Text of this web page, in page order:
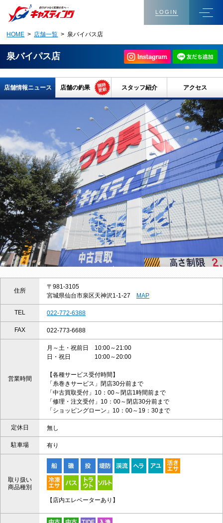
LOGIN
HOME > 店舗一覧 > 泉バイパス店
泉バイパス店
店舗情報ニュース 店舗の釣果 スタッフ紹介 アクセス
住所
〒981-3105
宮城県仙台市泉区天神沢1-1-27
MAP
TEL 022-772-6388
FAX 022-773-6688
営業時間
月～土・祝前日 10:00～21:00
日・祝日 10:00～20:00
【各種サービス受付時間】
「糸巻きサービス」閉店30分前まで
「中古買取受付」10：00～閉店1時間前まで
「修理・注文受付」10：00～閉店30分前まで
「ショッピングローン」10：00～19：30まで
定休日 無し
駐車場 有り
取り扱い
商品種別
【店内エレベーターあり】